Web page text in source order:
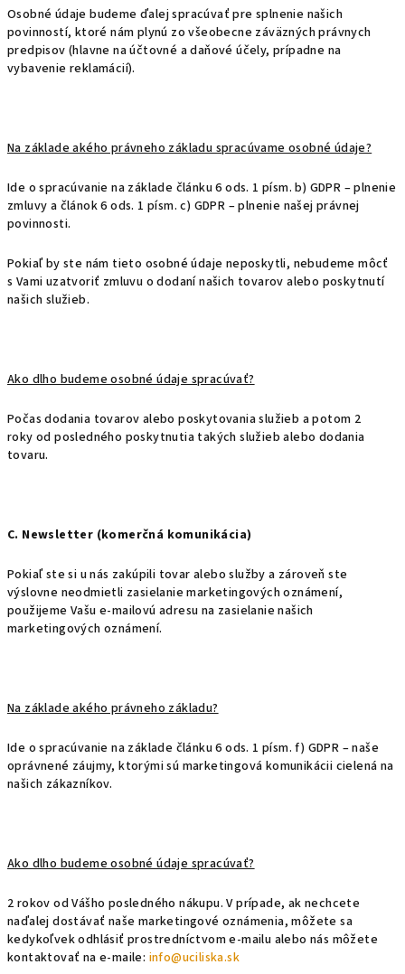
Osobné údaje budeme ďalej spracúvať pre splnenie našich
povinností, ktoré nám plynú zo všeobecne záväzných právnych
predpisov (hlavne na účtovné a daňové účely, prípadne na
vybavenie reklamácií).
Na základe akého právneho základu spracúvame osobné údaje?
Ide o spracúvanie na základe článku 6 ods. 1 písm. b) GDPR – plnenie
zmluvy a článok 6 ods. 1 písm. c) GDPR – plnenie našej právnej
povinnosti.
Pokiaľ by ste nám tieto osobné údaje neposkytli, nebudeme môcť
s Vami uzatvoriť zmluvu o dodaní našich tovarov alebo poskytnutí
našich služieb.
Ako dlho budeme osobné údaje spracúvať?
Počas dodania tovarov alebo poskytovania služieb a potom 2
roky od posledného poskytnutia takých služieb alebo dodania
tovaru.
C. Newsletter (komerčná komunikácia)
Pokiaľ ste si u nás zakúpili tovar alebo služby a zároveň ste
výslovne neodmietli zasielanie marketingových oznámení,
použijeme Vašu e-mailovú adresu na zasielanie našich
marketingových oznámení.
Na základe akého právneho základu?
Ide o spracúvanie na základe článku 6 ods. 1 písm. f) GDPR – naše
oprávnené záujmy, ktorými sú marketingová komunikácii cielená na
našich zákazníkov.
Ako dlho budeme osobné údaje spracúvať?
2 rokov od Vášho posledného nákupu. V prípade, ak nechcete
naďalej dostávať naše marketingové oznámenia, môžete sa
kedykoľvek odhlásiť prostredníctvom e-mailu alebo nás môžete
kontaktovať na e-maile: info@uciliska.sk